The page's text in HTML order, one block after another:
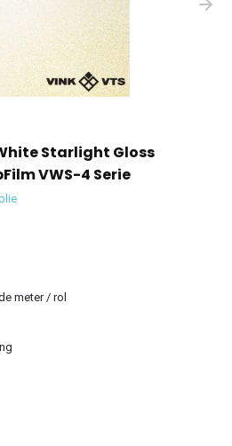
Starlight Gloss
VWS-4 Serie
meter / rol